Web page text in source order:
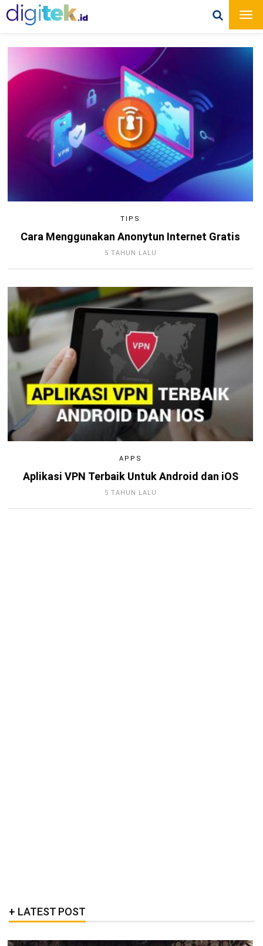
TIPS
Cara Menggunakan Anonytun Internet Gratis
5 TAHUN LALU
APPS
Aplikasi VPN Terbaik Untuk Android dan iOS
5 TAHUN LALU
LATEST POST